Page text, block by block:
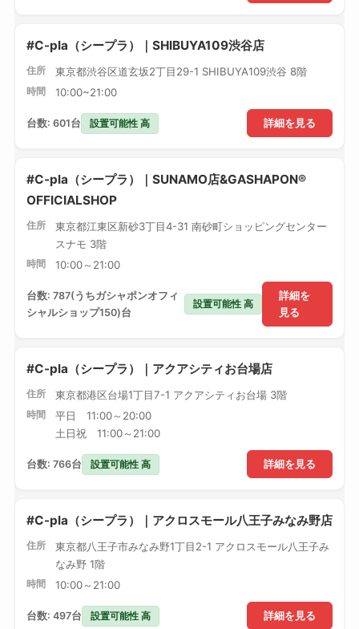
#C-pla（シープラ）｜SHIBUYA109渋谷店
住所 東京都渋谷区道玄坂2丁目29-1 SHIBUYA109渋谷 8階
時間 10:00~21:00
詳細を見る
台数: 601台 設置可能性 高
#C-pla（シープラ）｜SUNAMO店&GASHAPON®
OFFICIALSHOP
住所
東京都江東区新砂3丁目4-31 南砂町ショッピングセンター
スナモ 3階
時間 10:00～21:00
詳細を
見る
台数: 787(うちガシャポンオフィ
シャルショップ150)台
設置可能性 高
#C-pla（シープラ）｜アクアシティお台場店
住所 東京都港区台場1丁目7-1 アクアシティお台場 3階
時間
平日 11:00～20:00
土日祝 11:00～21:00
詳細を見る
台数: 766台 設置可能性 高
#C-pla（シープラ）｜アクロスモール八王子みなみ野店
住所
東京都八王子市みなみ野1丁目2-1 アクロスモール八王子み
なみ野 1階
時間 10:00～21:00
詳細を見る
台数: 497台 設置可能性 高